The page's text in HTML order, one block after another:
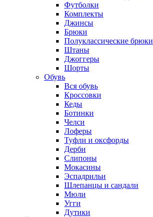
Футболки
Комплекты
Джинсы
Брюки
Полуклассические брюки
Штаны
Джоггеры
Шорты
Обувь
Вся обувь
Кроссовки
Кеды
Ботинки
Челси
Лоферы
Туфли и оксфорды
Дерби
Слипоны
Мокасины
Эспадрильи
Шлепанцы и сандали
Мюли
Угги
Дутики